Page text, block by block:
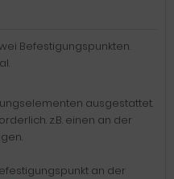
Befestigungspunkten.
ausgestattet.
z.B. einen an der
an der